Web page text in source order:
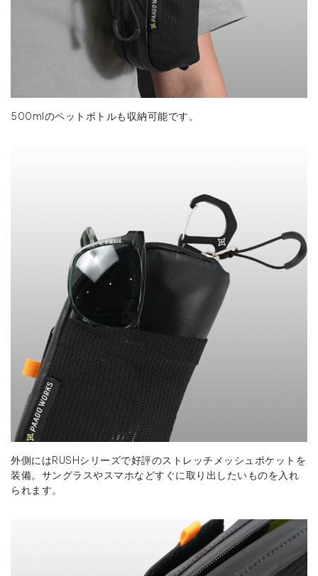
500mlのペットボトルも収納可能です。
外側にはRUSHシリーズで好評のストレッチメッシュポケットを
装備。サングラスやスマホなどすぐに取り出したいものを入れ
られます。